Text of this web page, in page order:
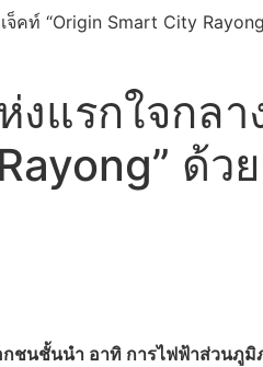
คท์ “Origin Smart City
แรกใจกลา
ด้ว
กชนชั้นนำ อาทิ การไฟฟ้าส่วนภู